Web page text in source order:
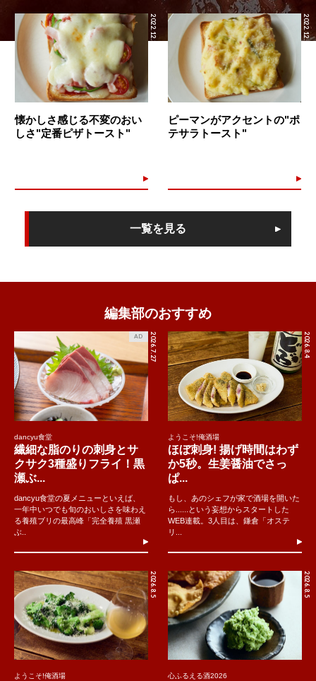
2022.12.30
懐かしさ感じる不変のおい
しさ"定番ピザトースト"
2022.12.29
ピーマンがアクセントの"ポ
テサラトースト"
一覧を見る
編集部のおすすめ
2026.7.27
AD
dancyu食堂
繊細な脂のりの刺身とサ
クサク3種盛りフライ！黒
瀬ぶ...
dancyu食堂の夏メニューといえば、
一年中いつでも旬のおいしさを味わえ
る養殖ブリの最高峰「完全養殖 黒瀬
ぶ..
2026.8.4
ようこそ!俺酒場
ほぼ刺身! 揚げ時間はわず
か5秒。生姜醤油でさっ
ぱ...
もし、あのシェフが家で酒場を開いた
ら......という妄想からスタートした
WEB連載。3人目は、鎌倉「オステ
リ...
2026.8.5
ようこそ!俺酒場
2026.8.5
心ふるえる酒2026